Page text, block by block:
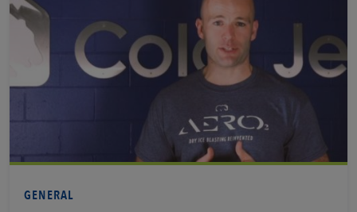
GENERAL
Per saperne di più